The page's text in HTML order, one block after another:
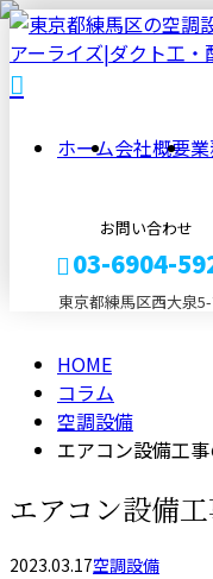
ホーム会社概要
お問い合わせ
03-6904-
東京都練馬区西大泉
メールフォーム
コ
column
HOME
コラム
空調設備
エアコン設備工
エアコン設備
2023.03.17空調設備